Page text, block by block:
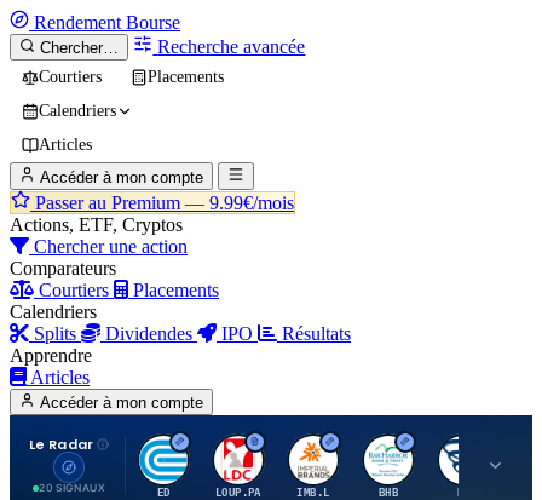
Rendement Bourse
Chercher… Recherche avancée
Courtiers
Placements
Calendriers
Articles
Accéder à mon compte
Passer au Premium — 9.99€/mois
Actions, ETF, Cryptos
Chercher une action
Comparateurs
Courtiers
Placements
Calendriers
Splits
Dividendes IPO
Résultats
Apprendre
Articles
Accéder à mon compte
Le Radar
20 SIGNAUX
C
ED
L
LOUP.PA
I
IMB.L
B
BHB
B